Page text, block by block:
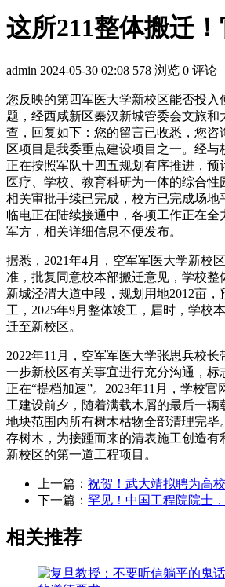
这所211整体搬迁
admin 2024-05-30 02:08 578 浏览 0 评论
您反映的第四军医大学新校区能否投入
题，经西咸新区秦汉新城管委会文旅和
查，回复如下：您的留言已收悉，您咨
区项目是我委重点建设项目之一。经
正在按照军队十四五规划有序推进，预
医疗、学校、教育科研为一体的综合性
相关审批手续已完成，校方已完成场地
临电正在陆续接通中，各项工作正在全
军方，相关详细信息不便发布。
据悉，2021年4月，空军军医大学新校
准，批复同意校本部搬迁意见，学校整
新城泾渭大道中段，规划用地2012亩，
工，2025年9月整体竣工，届时，学校
迁至新校区。
2022年11月，空军军医大学张思兵校
一步新校区有关事宜进行充分沟通，标
正在“提档加速”。2023年11月，学校
工建设前夕，随着满载木屑的最后一辆
地块范围内所有树木枯物全部清理完毕
存树木，为接踵而来的清表施工创造有
新校区的第一道工程项目。
上一篇： 祝贺！武大靖拟聘为高
下一篇： 罕见！中国工程院院士
相关推荐